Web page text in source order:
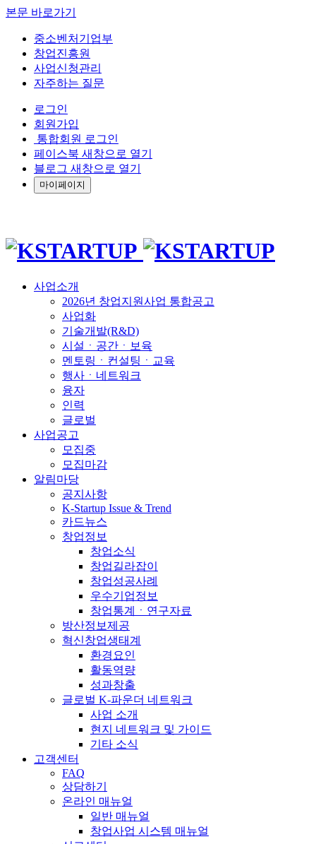
본문 바로가기
중소벤처기업부
창업진흥원
사업신청관리
자주하는 질문
로그인
회원가입
통합회원 로그인
페이스북 새창으로 열기
블로그 새창으로 열기
마이페이지
사업소개
2026년 창업지원사업 통합공고
사업화
기술개발(R&D)
시설ㆍ공간ㆍ보육
멘토링ㆍ컨설팅ㆍ교육
행사ㆍ네트워크
융자
인력
글로벌
사업공고
모집중
모집마감
알림마당
공지사항
K-Startup Issue & Trend
카드뉴스
창업정보
창업소식
창업길라잡이
창업성공사례
우수기업정보
창업통계ㆍ연구자료
방산정보제공
혁신창업생태계
환경요인
활동역량
성과창출
글로벌 K-파운더 네트워크
사업 소개
현지 네트워크 및 가이드
기타 소식
고객센터
FAQ
상담하기
온라인 매뉴얼
일반 매뉴얼
창업사업 시스템 매뉴얼